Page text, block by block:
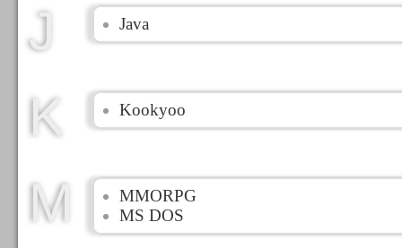
J Java
K Kookyoo
M
MMORPG
MS DOS